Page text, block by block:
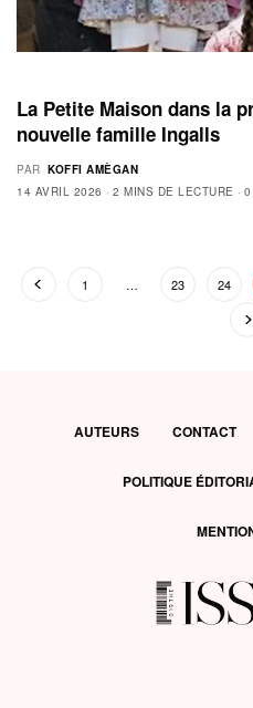
La Petite Maison dans la
nouvelle famille Ingalls
PAR KOFFI AMÈGAN
14 AVRIL 2026
2 MINS DE LECTURE 0
1 … 23 24
AUTEURS CONTACT
POLITIQUE